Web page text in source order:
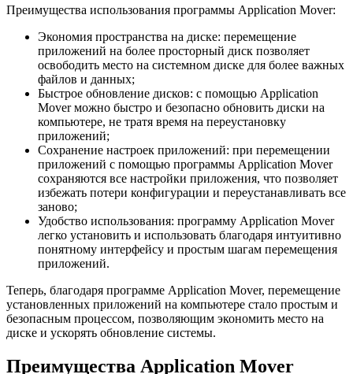
Преимущества использования программы Application Mover:
Экономия пространства на диске: перемещение
приложений на более просторный диск позволяет
освободить место на системном диске для более важных
файлов и данных;
Быстрое обновление дисков: с помощью Application
Mover можно быстро и безопасно обновить диски на
компьютере, не тратя время на переустановку
приложений;
Сохранение настроек приложений: при перемещении
приложений с помощью программы Application Mover
сохраняются все настройки приложения, что позволяет
избежать потери конфигурации и переустанавливать все
заново;
Удобство использования: программу Application Mover
легко установить и использовать благодаря интуитивно
понятному интерфейсу и простым шагам перемещения
приложений.
Теперь, благодаря программе Application Mover, перемещение
установленных приложений на компьютере стало простым и
безопасным процессом, позволяющим экономить место на
диске и ускорять обновление системы.
Преимущества Application Mover